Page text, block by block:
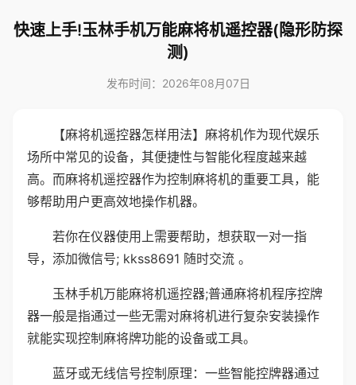
快速上手!玉林手机万能麻将机遥控器(隐形防探
测)
发布时间：2026年08月07日
【麻将机遥控器怎样用法】麻将机作为现代娱乐
场所中常见的设备，其便捷性与智能化程度越来越
高。而麻将机遥控器作为控制麻将机的重要工具，能
够帮助用户更高效地操作机器。
若你在仪器使用上需要帮助，想获取一对一指
导，添加微信号; kkss8691 随时交流 。
玉林手机万能麻将机遥控器;普通麻将机程序控牌
器一般是指通过一些无需对麻将机进行复杂安装操作
就能实现控制麻将牌功能的设备或工具。
蓝牙或无线信号控制原理：一些智能控牌器通过